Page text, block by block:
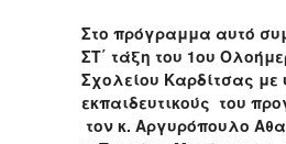
Στο πρόγραμμα αυτό
ΣΤ΄ τάξη του 1ου
Σχολείου Καρδίτσας με
εκπαιδευτικούς του
τον κ. Αργυρόπουλο